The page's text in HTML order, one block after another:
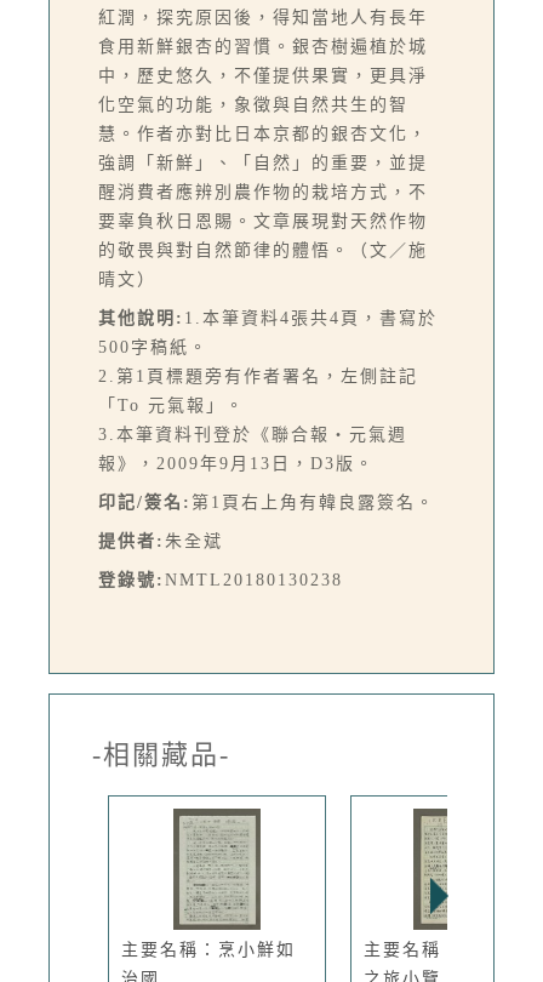
紅潤，探究原因後，得知當地人有長年
食用新鮮銀杏的習慣。銀杏樹遍植於城
中，歷史悠久，不僅提供果實，更具淨
化空氣的功能，象徵與自然共生的智
慧。作者亦對比日本京都的銀杏文化，
強調「新鮮」、「自然」的重要，並提
醒消費者應辨別農作物的栽培方式，不
要辜負秋日恩賜。文章展現對天然作物
的敬畏與對自然節律的體悟。（文／施
晴文）
其他說明: 1.本筆資料4張共4頁，書寫於
500字稿紙。
2.第1頁標題旁有作者署名，左側註記
「To 元氣報」。
3.本筆資料刊登於《聯合報‧元氣週
報》，2009年9月13日，D3版。
印記/簽名: 第1頁右上角有韓良露簽名。
提供者: 朱全斌
登錄號: NMTL20180130238
-相關藏品-
主要名稱：烹小鮮如
主要名稱：法國美酒